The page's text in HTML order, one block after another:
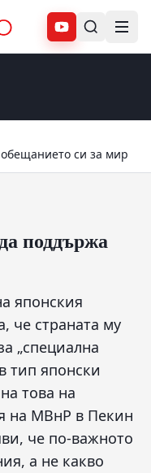
Абонирай се
си за мир
поддържа
японския
че страната му
„специална
тип японски
това на
на МВнР в Пекин
че по-важното
а не какво